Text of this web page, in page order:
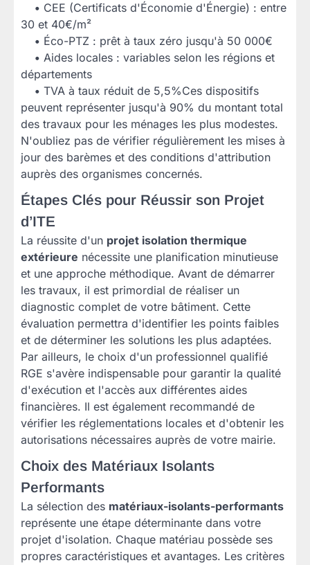
• CEE (Certificats d'Économie d'Énergie) : entre
30 et 40€/m²
• Éco-PTZ : prêt à taux zéro jusqu'à 50 000€
• Aides locales : variables selon les régions et
départements
• TVA à taux réduit de 5,5%Ces dispositifs
peuvent représenter jusqu'à 90% du montant total
des travaux pour les ménages les plus modestes.
N'oubliez pas de vérifier régulièrement les mises à
jour des barèmes et des conditions d'attribution
auprès des organismes concernés.
Étapes Clés pour Réussir son Projet
d’ITE
La réussite d'un projet isolation thermique
extérieure nécessite une planification minutieuse
et une approche méthodique. Avant de démarrer
les travaux, il est primordial de réaliser un
diagnostic complet de votre bâtiment. Cette
évaluation permettra d'identifier les points faibles
et de déterminer les solutions les plus adaptées.
Par ailleurs, le choix d'un professionnel qualifié
RGE s'avère indispensable pour garantir la qualité
d'exécution et l'accès aux différentes aides
financières. Il est également recommandé de
vérifier les réglementations locales et d'obtenir les
autorisations nécessaires auprès de votre mairie.
Choix des Matériaux Isolants
Performants
La sélection des matériaux-isolants-performants
représente une étape déterminante dans votre
projet d'isolation. Chaque matériau possède ses
propres caractéristiques et avantages. Les critères